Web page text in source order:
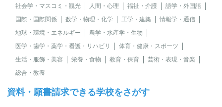
社会学・マスコミ・観光
人間・心理 福祉・介護
語学・外国語
国際・国際関係
数学・物理・化学 工学・建築
情報学・通信
地球・環境・エネルギー
農学・水産学・生物
医学・歯学・薬学・看護・リハビリ
体育・健康・スポーツ
生活・服飾・美容
栄養・食物 教育・保育
芸術・表現・音楽
総合・教養
資料・願書請求できる学校をさがす